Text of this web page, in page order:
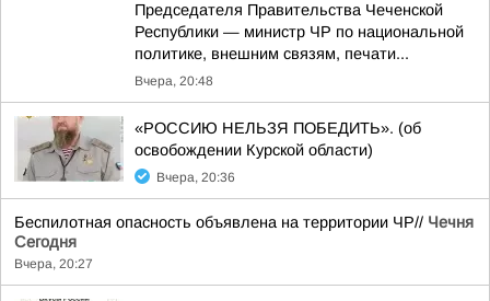
Председателя Правительства Чеченской
Республики — министр ЧР по национальной
политике, внешним связям, печати...
Вчера, 20:48
«РОССИЮ НЕЛЬЗЯ ПОБЕДИТЬ». (об
освобождении Курской области)
Вчера, 20:36
Беспилотная опасность объявлена на территории ЧР// Чечня
Сегодня
Вчера, 20:27